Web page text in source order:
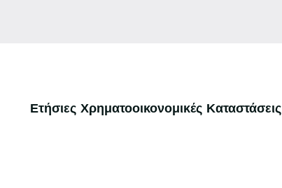
Ετήσιες Χρηματοοικονομικές Καταστάσεις